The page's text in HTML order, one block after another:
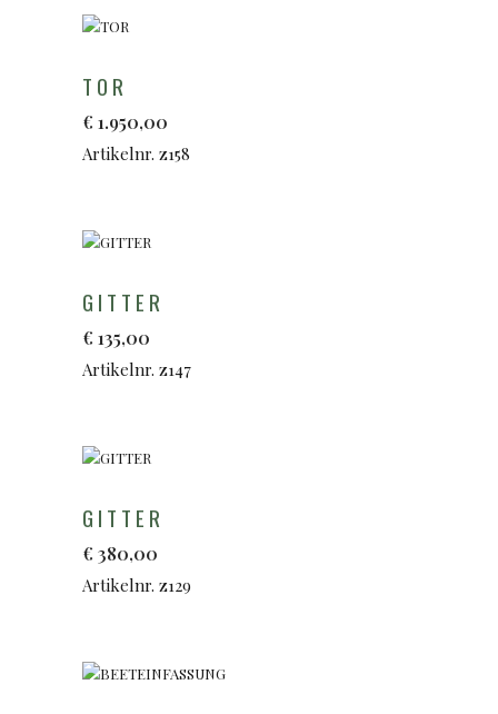
TOR
€ 1.950,00
Artikelnr. z158
GITTER
€ 135,00
Artikelnr. z147
GITTER
€ 380,00
Artikelnr. z129